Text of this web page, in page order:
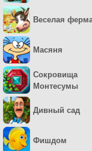
Веселая
Масяня
Сокровища
Монтесумы
Дивный сад
Фишдом